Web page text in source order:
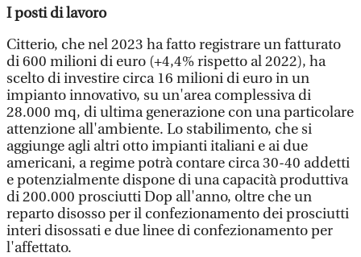
I posti di lavoro
Citterio, che nel 2023 ha fatto registrare un fatturato
di 600 milioni di euro (+4,4% rispetto al 2022), ha
scelto di investire circa 16 milioni di euro in un
impianto innovativo, su un'area complessiva di
28.000 mq, di ultima generazione con una particolare
attenzione all'ambiente. Lo stabilimento, che si
aggiunge agli altri otto impianti italiani e ai due
americani, a regime potrà contare circa 30-40 addetti
e potenzialmente dispone di una capacità produttiva
di 200.000 prosciutti Dop all'anno, oltre che un
reparto disosso per il confezionamento dei prosciutti
interi disossati e due linee di confezionamento per
l'affettato.